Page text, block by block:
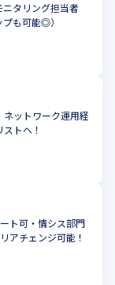
ニタリング担当者
も可能◎）
ットワーク運用経
トへ！
ト可・情シス部門
アチェンジ可能！